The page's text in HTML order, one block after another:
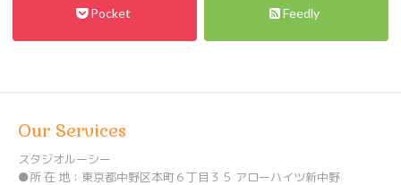
Pocket Feedly
Our Services
スタジオルーシー
●所 在 地：東京都中野区本町６丁目３５ アローハイツ新中野